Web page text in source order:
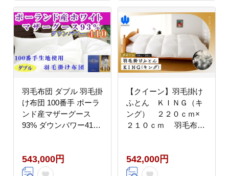
羽毛布団 ダブル 羽毛掛
け布団 100番手 ポーラ
ンド産マザーグース
93% ダウンパワー410
本掛け羽毛布団 本掛け
寝具 冬用 羽毛布団
543,000円
【クイーン】羽毛掛け
ふとん ＫＩＮＧ（キ
ング） ２２０ｃｍ×
２１０ｃｍ 羽毛布団
542,000円